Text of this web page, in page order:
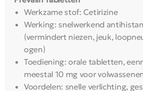
Werkzame stof: Cetirizine
Werking: snelwerkend
(vermindert niezen, jeuk,
ogen)
Toediening: orale tabletten,
meestal 10 mg voor
Voordelen: snelle verlichting,